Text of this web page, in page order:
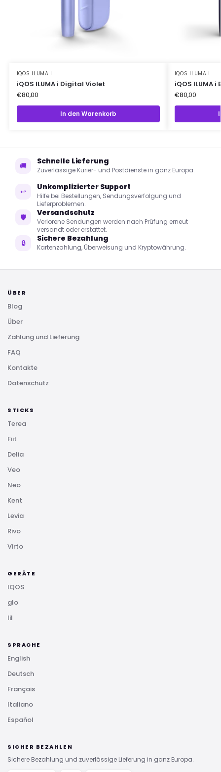
IQOS ILUMA I
iQOS ILUMA i Digital Violet
€80,00
In den Warenkorb
IQOS ILUMA I
iQOS ILUMA
€80,00
🚚 Schnelle Lieferung
Zuverlässige Kurier- und Postdienste in ganz Europa.
↩ Unkomplizierter Support
Hilfe bei Bestellungen, Sendungsverfolgung und
Lieferproblemen.
🛡 Versandschutz
Verlorene Sendungen werden nach Prüfung erneut
versandt oder erstattet.
🔒 Sichere Bezahlung
Kartenzahlung, Überweisung und Kryptowährung.
ÜBER
Blog
Über
Zahlung und Lieferung
FAQ
Kontakte
Datenschutz
STICKS
Terea
Fiit
Delia
Veo
Neo
Kent
Levia
Rivo
Virto
GERÄTE
IQOS
glo
lil
SPRACHE
English
Deutsch
Français
Italiano
Español
SICHER BEZAHLEN
Sichere Bezahlung und zuverlässige Lieferung in ganz Europa.